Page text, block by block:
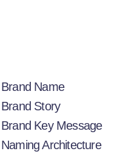
Brand Name
Brand Story
Brand Key Message
Naming Architecture